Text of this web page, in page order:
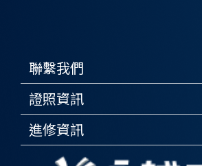
聯繫我們
證照資訊
進修資訊